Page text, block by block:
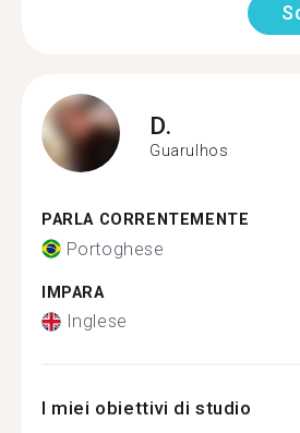
D.
Guarulhos
PARLA CORRENTEMENTE
Portoghese
IMPARA
Inglese
I miei obiettivi di studio